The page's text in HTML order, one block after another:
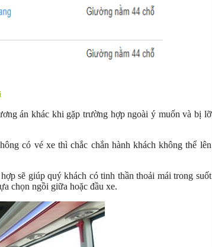
án khác khi gặp trường hợp ngoài ý muốn và bị lỡ
có vé xe thì chắc chắn hành khách không thể lên
sẽ giúp quý khách có tinh thần thoải mái trong suốt
chọn ngồi giữa hoặc đầu xe.